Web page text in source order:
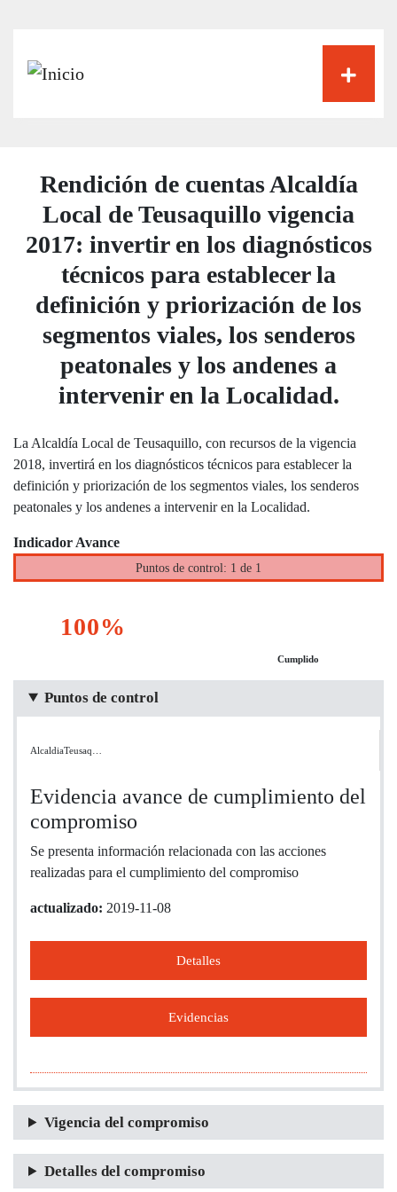
Rendición de cuentas Alcaldía
Local de Teusaquillo vigencia
2017: invertir en los diagnósticos
técnicos para establecer la
definición y priorización de los
segmentos viales, los senderos
peatonales y los andenes a
intervenir en la Localidad.
La Alcaldía Local de Teusaquillo, con recursos de la vigencia
2018, invertirá en los diagnósticos técnicos para establecer la
definición y priorización de los segmentos viales, los senderos
peatonales y los andenes a intervenir en la Localidad.
Indicador Avance
Puntos de control: 1 de 1
100%
Cumplido
Puntos de control
AlcaldiaTeusaq…
Evidencia avance de cumplimiento del
compromiso
Se presenta información relacionada con las acciones
realizadas para el cumplimiento del compromiso
actualizado: 2019-11-08
Detalles
Evidencias
Vigencia del compromiso
Detalles del compromiso